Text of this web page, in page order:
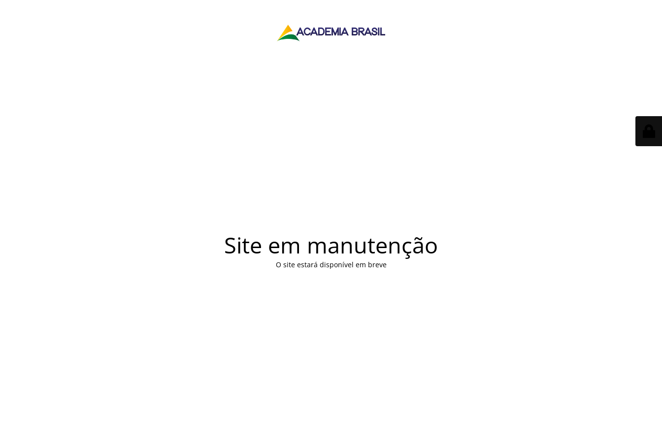
Site em manutenção
O site estará disponível em breve